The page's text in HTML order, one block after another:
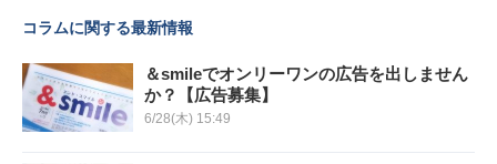
コラムに関する最新情報
＆smileでオンリーワンの広告を出しません
か？【広告募集】
6/28(木) 15:49